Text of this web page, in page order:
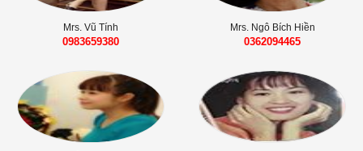
Mrs. Vũ Tính
0983659380
Mrs. Ngô Bích Hiền
0362094465